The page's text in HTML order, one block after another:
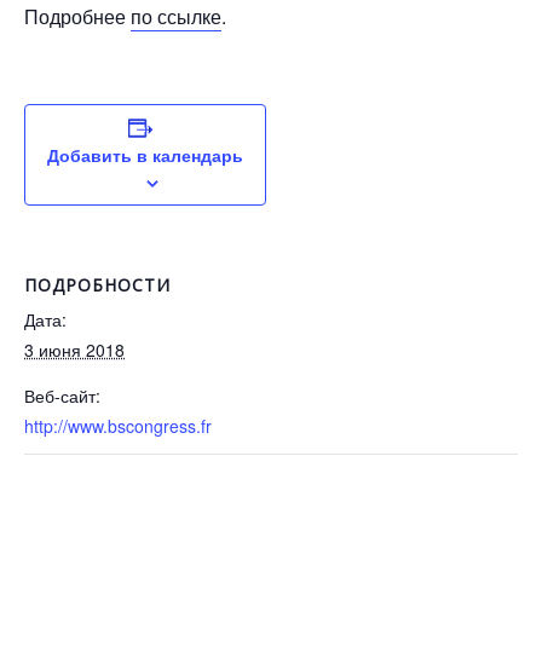
Подробнее по ссылке.
Добавить в календарь
ПОДРОБНОСТИ
Дата:
3 июня 2018
Веб-сайт:
http://www.bscongress.fr